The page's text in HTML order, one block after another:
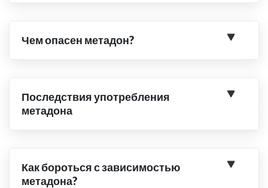
Чем опасен метадон?
Последствия употребления
метадона
Как бороться с зависимостью
метадона?